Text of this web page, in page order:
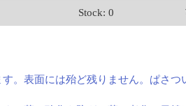
Stock: 0
。表面には殆ど残りません。ぱさつ